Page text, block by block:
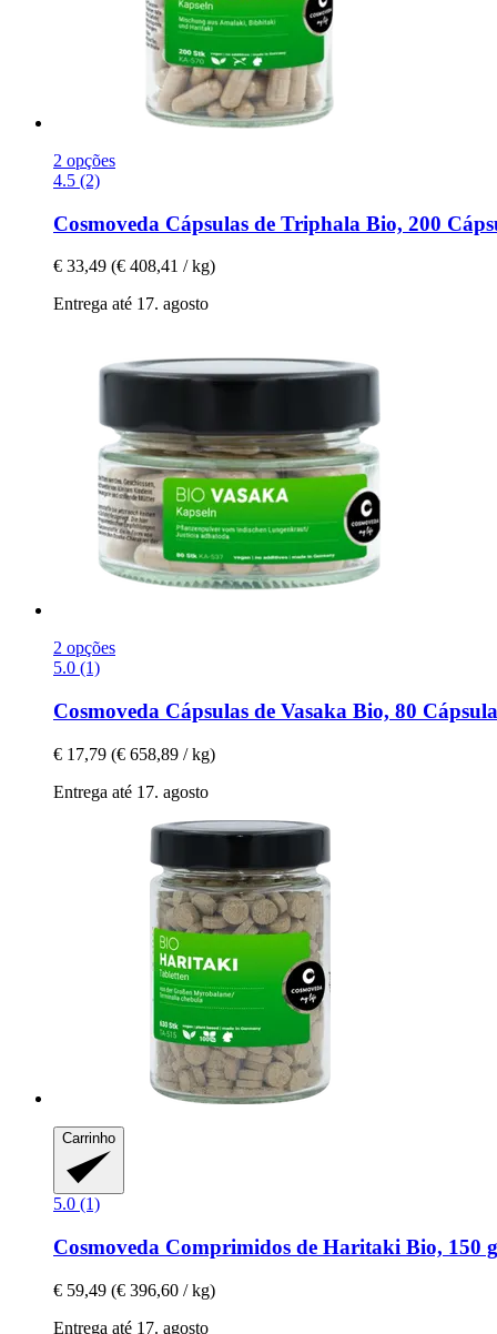
2 opções
4.5 (2)
Cosmoveda Cápsulas de Triphala Bio, 200
€ 33,49 (€ 408,41 / kg)
Entrega até 17. agosto
2 opções
5.0 (1)
Cosmoveda Cápsulas de Vasaka Bio, 80
€ 17,79 (€ 658,89 / kg)
Entrega até 17. agosto
Carrinho
5.0 (1)
Cosmoveda Comprimidos de Haritaki Bio, 150 g
€ 59,49 (€ 396,60 / kg)
Entrega até 17. agosto